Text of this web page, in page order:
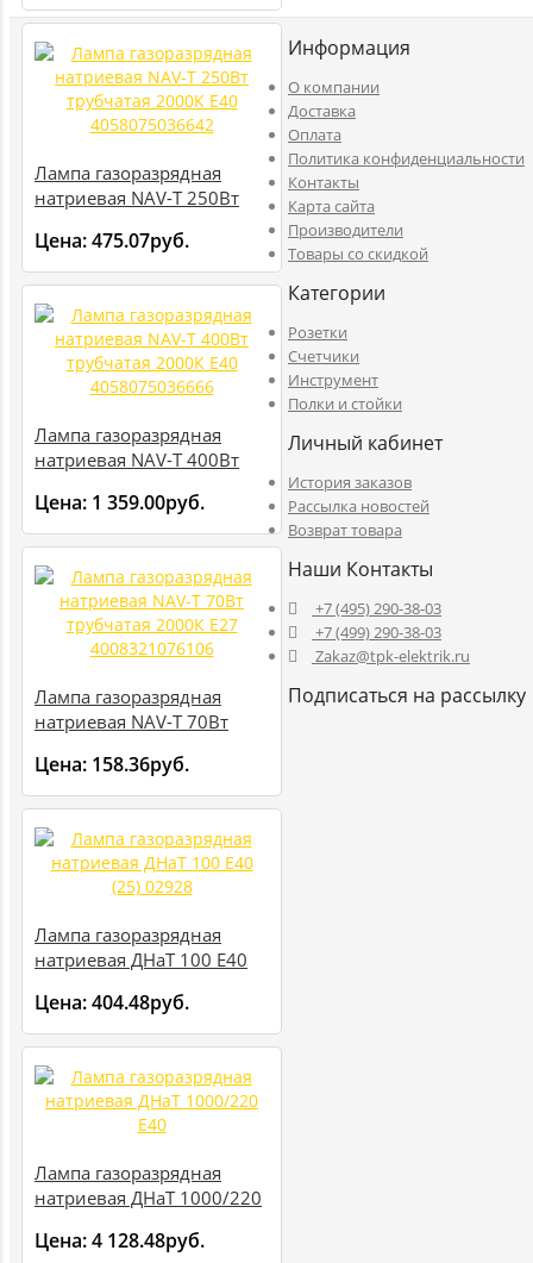
Лампа газоразрядная
натриевая NAV-T 250Вт
4058075036642
Цена:475.07руб.
Лампа газоразрядная
натриевая NAV-T 400Вт
4058075036666
Цена: 1 359.00руб.
Лампа газоразрядная
натриевая NAV-T 70Вт
4008321076106
Цена: 158.36руб.
Лампа газоразрядная
натриевая ДНаТ 100 E40
Цена:404.48руб.
Лампа газоразрядная
натриевая ДНаТ 1000/220
Цена:4 128.48руб.
Информация
O компании
Доставка
Оплата
Политика конфиденциальности
Контакты
Карта сайта
Производители
Товары со скидкой
Категории
Розетки
Счетчики
Инструмент
Полки и стойки
Личный кабинет
История заказов
Рассылка новостей
Возврат товара
Наши Контакты
+7 (495) 290-38-03
+7 (499) 290-38-03
Zakaz@tpk-elektrik.ru
Подписаться на рассылку